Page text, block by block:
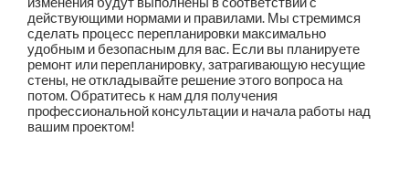
действующими нормами и правилами. Мы стремимся
сделать процесс перепланировки максимально
удобным и безопасным для вас. Если вы планируете
ремонт или перепланировку, затрагивающую несущие
стены, не откладывайте решение этого вопроса на
потом. Обратитесь к нам для получения
профессиональной консультации и начала работы над
вашим проектом!